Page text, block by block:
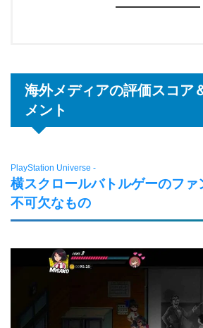
海外メディアの評価スコア
メント
PlayStation Universe -
横スクロールバトルゲーのファ
不可欠なもの